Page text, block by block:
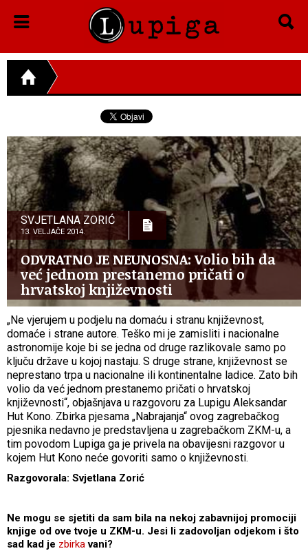
SVJETLANA ZORIĆ
13. VELJAČE 2014.
ODVRATNO JE NEUNOSNA: Volio bih da
već jednom prestanemo pričati o
hrvatskoj književnosti
„Ne vjerujem u podjelu na domaću i stranu književnost,
domaće i strane autore. Teško mi je zamisliti i nacionalne
astronomije koje bi se jedna od druge razlikovale samo po
ključu države u kojoj nastaju. S druge strane, književnost se
neprestano trpa u nacionalne ili kontinentalne ladice. Zato bih
volio da već jednom prestanemo pričati o hrvatskoj
književnosti“, objašnjava u razgovoru za Lupigu Aleksandar
Hut Kono. Zbirka pjesama „Nabrajanja“ ovog zagrebačkog
pjesnika nedavno je predstavljena u zagrebačkom ZKM-u, a
tim povodom Lupiga ga je privela na obavijesni razgovor u
kojem Hut Kono neće govoriti samo o književnosti.
Razgovorala: Svjetlana Zorić
Ne mogu se sjetiti da sam bila na nekoj zabavnijoj promociji
knjige od ove tvoje u ZKM-u. Jesi li zadovoljan odjekom i što
sad kad je zbirka vani?